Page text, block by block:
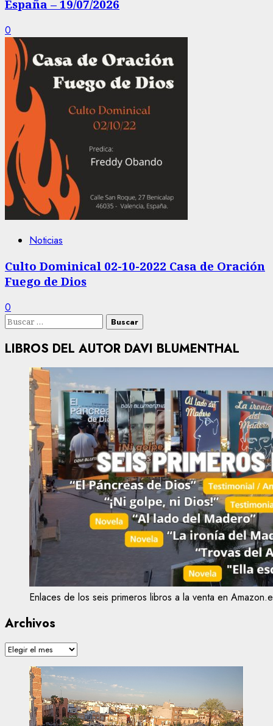
España – 19/07/2026
0
Noticias
Culto Dominical 02-10-2022 Casa de Oración
Fuego de Dios
0
Buscar:
LIBROS DEL AUTOR DAVI BLUMENTHAL
Enlaces de los seis primeros libros a la venta en
Archivos
Archivos